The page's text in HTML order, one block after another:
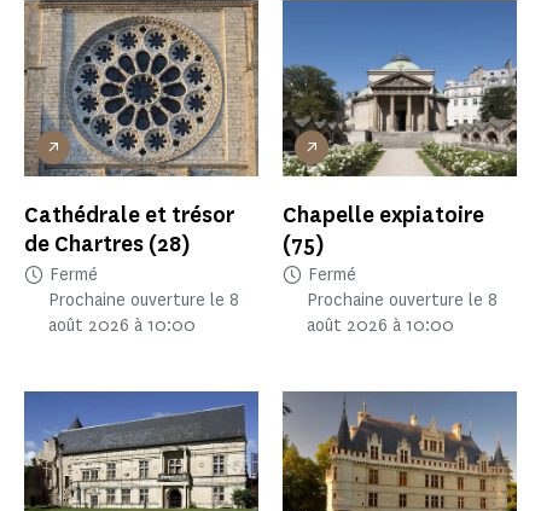
Cathédrale et trésor
de Chartres (28)
Fermé
Prochaine ouverture le 8
août 2026 à 10:00
Chapelle expiatoire
(75)
Fermé
Prochaine ouverture le 8
août 2026 à 10:00